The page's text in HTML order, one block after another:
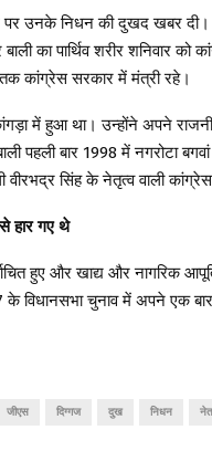
उनके निधन की दुखद खबर दी।
का पार्थिव शरीर शनिवार को
कांग्रेस सरकार में मंत्री रहे।
में हुआ था। उन्होंने अपने
पहली बार 1998 में नगरोटा
सिंह के नेतृत्व वाली
हार गए थे
हुए और खाद्य और नागरिक
के विधानसभा चुनाव में अपने एक
जीएस दिग्गज दुख निधन